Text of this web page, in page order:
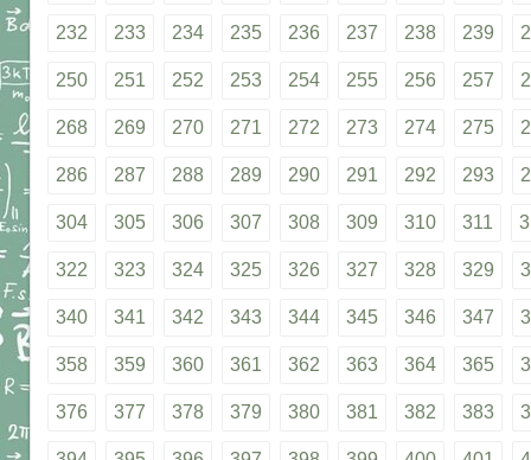
232 233 234 235 236 237 238 239
250 251 252 253 254 255 256 257
268 269 270 271 272 273 274 275
286 287 288 289 290 291 292 293
304 305 306 307 308 309 310 311
322 323 324 325 326 327 328 329
340 341 342 343 344 345 346 347
358 359 360 361 362 363 364 365
376 377 378 379 380 381 382 383